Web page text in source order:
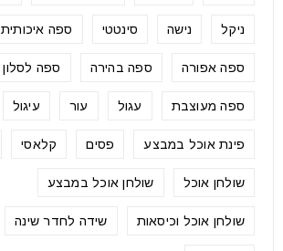
ניקל נישה סינטטי ספה איכותית
ספה אפורה ספה בהירה ספה לסלון
ספה מעוצבת עגול עור עיגול
פינת אוכל במבצע פסים קלאסי
שולחן אוכל שולחן אוכל במבצע
שולחן אוכל וכיסאות שידה לחדר שינה